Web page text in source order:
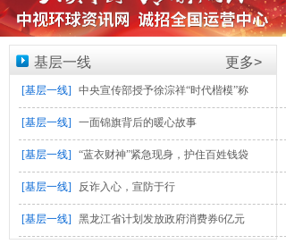
基层一线 更多>
[基层一线] 中央宣传部授予徐淙祥“时代楷模”称
[基层一线] 一面锦旗背后的暖心故事
[基层一线] “蓝衣财神”紧急现身，护住百姓钱袋
[基层一线] 反诈入心，宣防于行
[基层一线] 黑龙江省计划发放政府消费券6亿元